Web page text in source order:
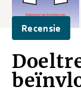
Recensie